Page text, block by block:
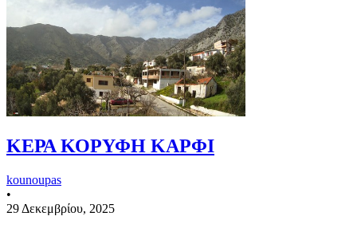
ΚΕΡΑ ΚΟΡΥΦΗ ΚΑΡΦΙ
kounoupas
•
29 Δεκεμβρίου, 2025